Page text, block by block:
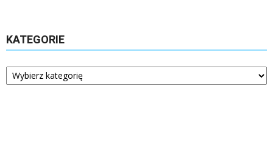
KATEGORIE
Kategorie